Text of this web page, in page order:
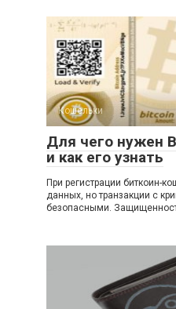
Кошельки
Для чего нужен
и как его узнать
При регистрации биткоин-
данных, но транзакции с
безопасными.